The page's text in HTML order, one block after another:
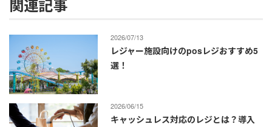
関連記事
2026/07/13
レジャー施設向けのposレジおすすめ5
選！
2026/06/15
キャッシュレス対応のレジとは？導入